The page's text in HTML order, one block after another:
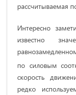
рассчитываемая
Интересно
известно
по силовым
скорость
редко